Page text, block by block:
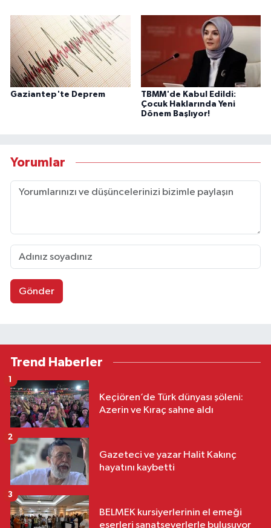
Gaziantep'te Deprem
TBMM'de Kabul Edildi:
Çocuk Haklarında Yeni
Dönem Başlıyor!
Yorumlar
Gönder
Trend Haberler
Keçiören’de Türk dünyası şöleni:
Azerin ve Kıraç sahne aldı
1
Gazeteci ve yazar Halit Kakınç
hayatını kaybetti
2
BELMEK kursiyerlerinin el emeği
eserleri sanatseverlerle buluşuyor
3